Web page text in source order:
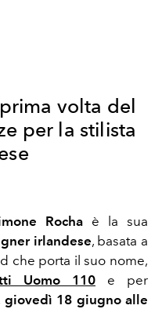
volta del
per la stilista
Rocha è la sua
irlandese, basata a
che porta il suo nome,
Uomo 110
e per
giovedì 18 giugno alle